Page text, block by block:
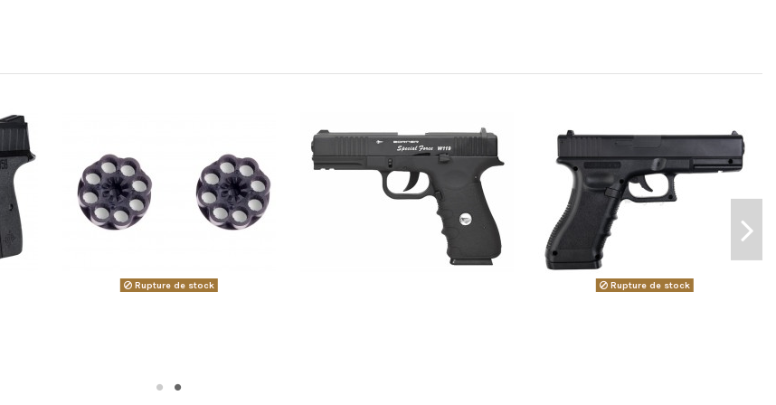
Rupture de stock Rupture de stock